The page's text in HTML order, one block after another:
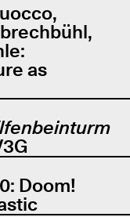
as
Doom!